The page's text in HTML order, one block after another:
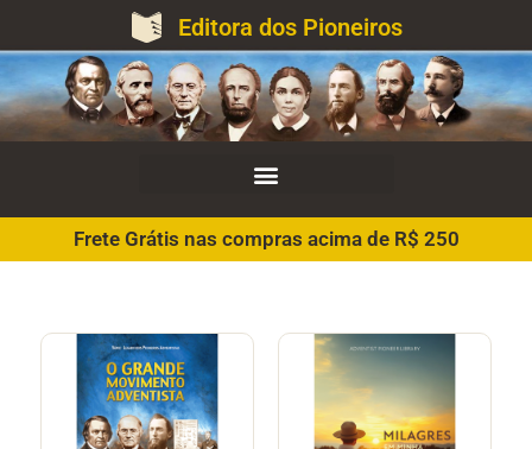
Editora dos Pioneiros
Frete Grátis nas compras acima de R$ 250